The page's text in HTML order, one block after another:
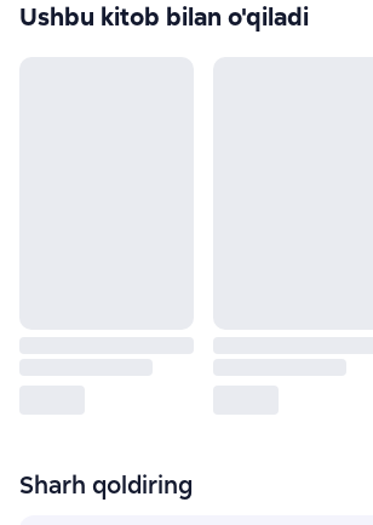
Ushbu kitob bilan o'qiladi
Sharh qoldiring